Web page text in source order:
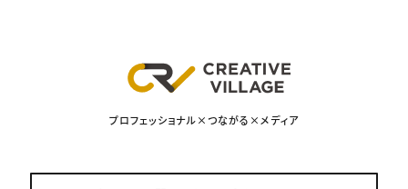
プロフェッショナル×つながる×メディア